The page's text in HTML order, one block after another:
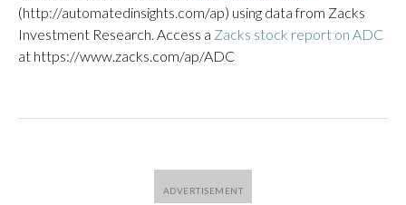
(http://automatedinsights.com/ap) using data from Zacks
Investment Research. Access a Zacks stock report on ADC
at https://www.zacks.com/ap/ADC